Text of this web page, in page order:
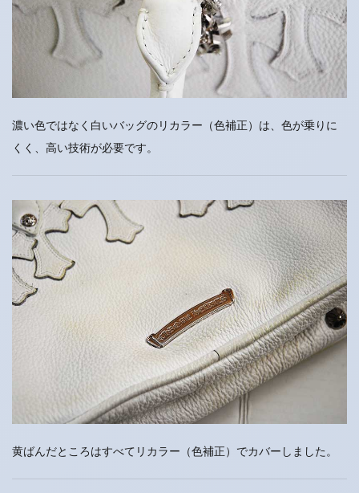
濃い色ではなく白いバッグのリカラー（色補正）は、色が乗りに
くく、高い技術が必要です。
黄ばんだところはすべてリカラー（色補正）でカバーしました。